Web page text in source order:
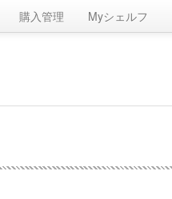
購入管理 Myシェルフ